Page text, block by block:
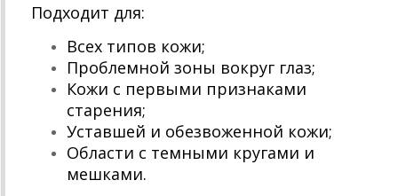
Подходит для:
Всех типов кожи;
Проблемной зоны вокруг глаз;
Кожи с первыми признаками
старения;
Уставшей и обезвоженной кожи;
Области с темными кругами и
мешками.